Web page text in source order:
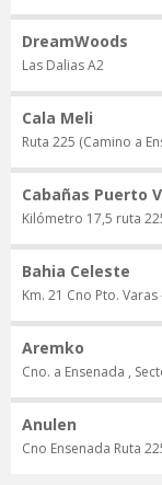
DreamWoods
Las Dalias A2
Cala Meli
Ruta 225 (Camino a
Cabañas Puerto
Kilómetro 17,5 ruta
Bahia Celeste
Km. 21 Cno Pto. Varas
Aremko
Cno. a Ensenada ,
Anulen
Cno Ensenada Ruta